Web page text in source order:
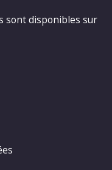
sont disponibles sur